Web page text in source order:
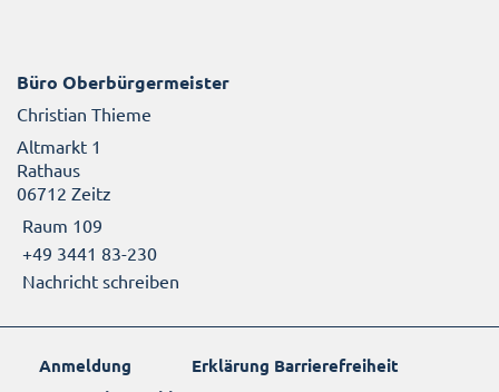
Büro Oberbürgermeister
Christian Thieme
Altmarkt 1
Rathaus
06712 Zeitz
Raum 109
+49 3441 83-230
Nachricht schreiben
Anmeldung
Erklärung Barrierefreiheit